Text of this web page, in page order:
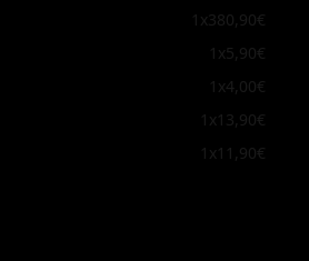
1x 380,90€
1x5,90€
1x4,00€
1x 13,90€
1x 11,90€